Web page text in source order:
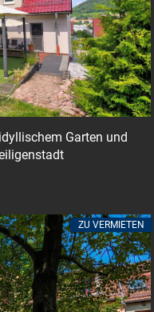
Garten und
ZU VERMIETEN